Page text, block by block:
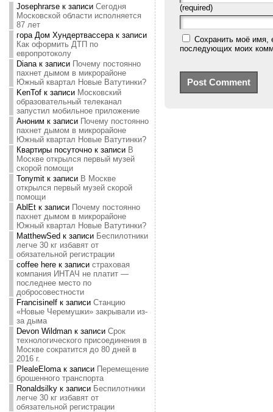
Josephrarseк записи Сегодня
Московской области исполняется
87 лет
гора Дом Хундертвассерак записи
Как оформить ДТП по
европротоколу
Dianaк записи Почему постоянно
пахнет дымом в микрорайоне
Южный квартал Новые Ватутинки?
KenTofк записи Московский
образовательный телеканал
запустил мобильное приложение
Аноним к записи Почему постоянно
пахнет дымом в микрорайоне
Южный квартал Новые Ватутинки?
Квартиры посуточнок записи В
Москве открылся первый музей
скорой помощи
Tonymitк записи В Москве
открылся первый музей скорой
помощи
AblEtк записи Почему постоянно
пахнет дымом в микрорайоне
Южный квартал Новые Ватутинки?
MatthewSed к записи Беспилотники
легче 30 кг избавят от
обязательной регистрации
coffee hereк записи страховая
компания ИНТАЧ не платит —
последнее место по
добросовестности
Francisinelfк записи Станцию
«Новые Черемушки» закрывали из-
за дыма
Devon Wildmanк записи Срок
технологического присоединения в
Москве сократится до 80 дней в
2016 г.
PlealeElomaк записи Перемещение
брошенного транспорта
Ronaldsilkyк записи Беспилотники
легче 30 кг избавят от
обязательной регистрации
(required)
Сохранить моё имя,
последующих моих